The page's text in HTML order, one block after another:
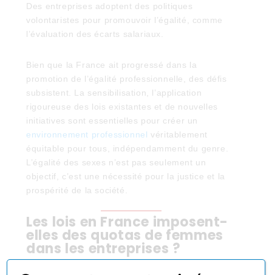
Des entreprises adoptent des politiques
volontaristes pour promouvoir l’égalité, comme
l’évaluation des écarts salariaux.
Bien que la France ait progressé dans la
promotion de l’égalité professionnelle, des défis
subsistent. La sensibilisation, l’application
rigoureuse des lois existantes et de nouvelles
initiatives sont essentielles pour créer un
environnement professionnelvéritablement
équitable pour tous, indépendamment du genre.
L’égalité des sexes n’est pas seulement un
objectif, c’est une nécessité pour la justice et la
prospérité de la société.
Les lois en France imposent-
elles des quotas de femmes
dans les entreprises ?